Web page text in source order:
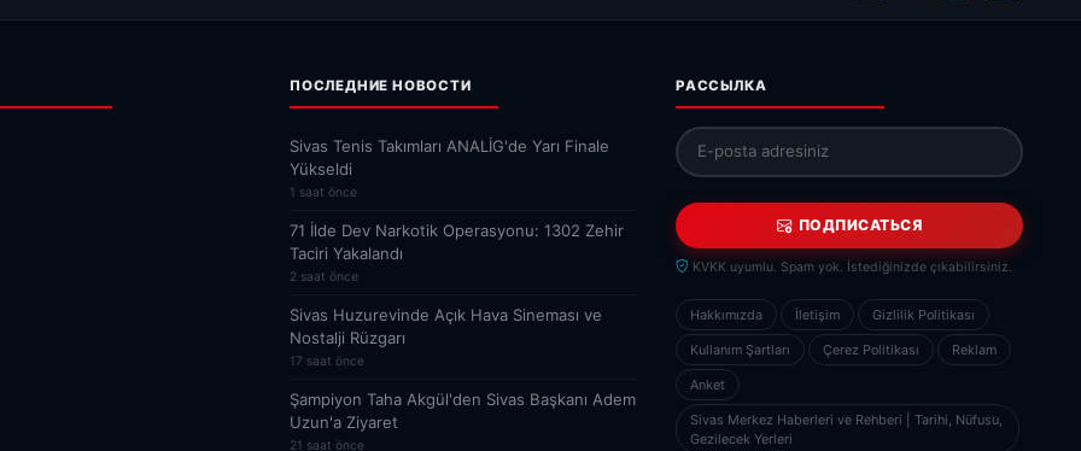
ПОСЛЕДНИЕ НОВОСТИ
Sivas Tenis Takımları ANALİG'de Yarı Finale
Yükseldi
1 saat önce
71 İlde Dev Narkotik Operasyonu: 1302 Zehir
Taciri Yakalandı
2 saat önce
Sivas Huzurevinde Açık Hava Sineması ve
Nostalji Rüzgarı
17 saat önce
Şampiyon Taha Akgül'den Sivas Başkanı Adem
Uzun'a Ziyaret
21 saat önce
РАССЫЛКА
ПОДПИСАТЬСЯ
KVKK uyumlu. Spam yok. İstediğinizde çıkabilirsiniz.
Hakkımızda İletişim Gizlilik Politikası
Kullanım Şartları Çerez Politikası Reklam
Anket
Sivas Merkez Haberleri ve Rehberi | Tarihi, Nüfusu,
Gezilecek Yerleri